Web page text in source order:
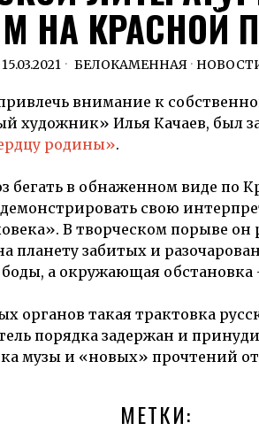
НА КРАСНОЙ
15.03.2021 БЕЛОКАМЕННАЯ ·
внимание к
художник» Илья Качаев, был
родины».
бегать в обнаженном виде по
свою
В творческом порыве он
планету забитых и
а окружающая
органов такая трактовка
порядка задержан и
музы и «новых» прочтений
МЕТКИ: